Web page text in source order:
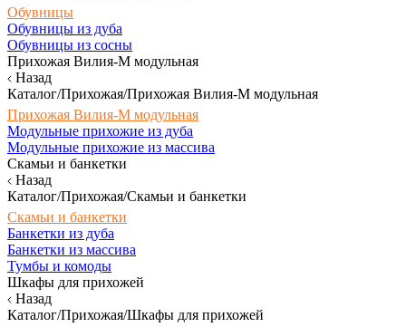
Обувницы
Обувницы из дуба
Обувницы из сосны
Прихожая Вилия-М модульная
Назад
Каталог/Прихожая/Прихожая Вилия-М модульная
Прихожая Вилия-М модульная
Модульные прихожие из дуба
Модульные прихожие из массива
Скамьи и банкетки
Назад
Каталог/Прихожая/Скамьи и банкетки
Скамьи и банкетки
Банкетки из дуба
Банкетки из массива
Тумбы и комоды
Шкафы для прихожей
Назад
Каталог/Прихожая/Шкафы для прихожей